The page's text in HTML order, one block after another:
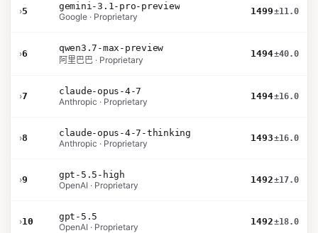
›5
gemini-3.1-pro-preview
Google · Proprietary
1499±11.0
›6
qwen3.7-max-preview
阿里巴巴 · Proprietary
1494±40.0
›7
claude-opus-4-7
Anthropic · Proprietary
1494±16.0
›8
claude-opus-4-7-thinking
Anthropic · Proprietary
1493±16.0
›9
gpt-5.5-high
OpenAI · Proprietary
1492±17.0
›10
gpt-5.5
OpenAI · Proprietary
1492±18.0